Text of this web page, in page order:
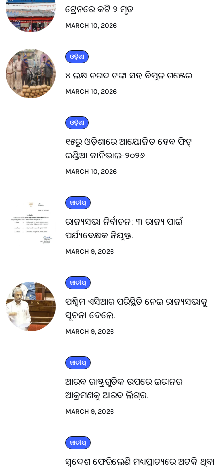
ଟ୍ରେନରେ କଟି ୨ ମୃତ
MARCH 10, 2026
ଓଡ଼ିଶା
୪ ଲକ୍ଷ ନଗଦ ଟଙ୍କା ସହ ବିପୁଳ ଗଞ୍ଜେଇ.
MARCH 10, 2026
ଓଡ଼ିଶା
୧୫ରୁ ଓଡ଼ିଶାରେ ଆୟୋଜିତ ହେବ ଫିଟ୍
ଇଣ୍ଡିଆ କାର୍ନିଭାଲ-୨୦୨୬
MARCH 10, 2026
ଜାତୀୟ
ରାଜ୍ୟସଭା ନିର୍ବାଚନ: ୩ ରାଜ୍ୟ ପାଇଁ
ପର୍ଯ୍ୟବେକ୍ଷକ ନିଯୁକ୍ତ.
MARCH 9, 2026
ଜାତୀୟ
ପଶ୍ଚିମ ଏସିଆର ପରିସ୍ଥିତି ନେଇ ରାଜ୍ୟସଭାକୁ
ସୂଚନା ଦେଲେ.
MARCH 9, 2026
ଜାତୀୟ
ଆରବ ରାଷ୍ଟ୍ରଗୁଡିକ ଉପରେ ଇରାନର
ଆକ୍ରମଣକୁ ଆରବ ଲିଗ୍‌ର.
MARCH 9, 2026
ଜାତୀୟ
ସ୍ବଦେଶ ଫେରିଲେଣି ମଧ୍ୟପ୍ରାଚ୍ୟରେ ଅଟକି ଥିବା